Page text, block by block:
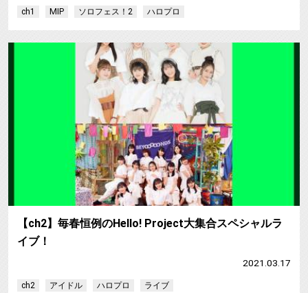
ch1 MIP ソロフェス！2 ハロプロ
【ch2】毎春恒例のHello! Project大集合スペシャルラ
イブ！
2021.03.17
ch2 アイドル ハロプロ ライブ